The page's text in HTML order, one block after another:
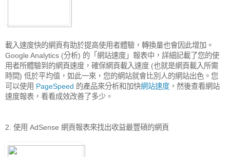
載入速度快的網頁有助於提高使用者體驗，轉換量也會因此增加。
Google Analytics (分析) 的「網站速度」報表中，詳細記載了您的使
用者所體驗到的網頁速度，確保網頁載入速度 (也就是網頁載入所需
時間) 低於平均值，如此一來，您的網站就會比別人的網站出色。您
可以使用 PageSpeed 的產品來分析和加快網站速度 ，然後查看網站
速度報表，看看成效改善了多少。
2. 使用 AdSense 網頁報表來找出收益最豐碩的網頁